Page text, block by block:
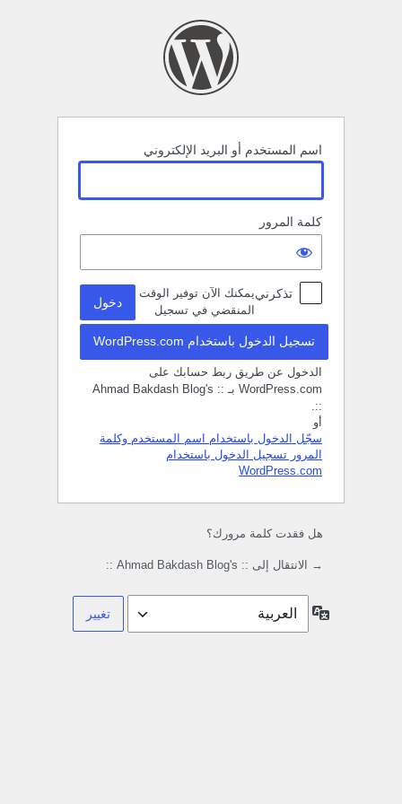
اسم المستخدم أو البريد الإلكتروني
كلمة المرور
تذكرني
تسجيل الدخول باستخدام WordPress.com
يمكنك الآن توفير الوقت
المنقضي في تسجيل
الدخول عن طريق ربط حسابك على
WordPress.com بـ :: Ahmad Bakdash Blog's
::.
أو
سجّل الدخول باستخدام اسم المستخدم وكلمة
المرور تسجيل الدخول باستخدام
WordPress.com
هل فقدت كلمة مرورك؟
→ الانتقال إلى :: Ahmad Bakdash Blog's ::
اللغة